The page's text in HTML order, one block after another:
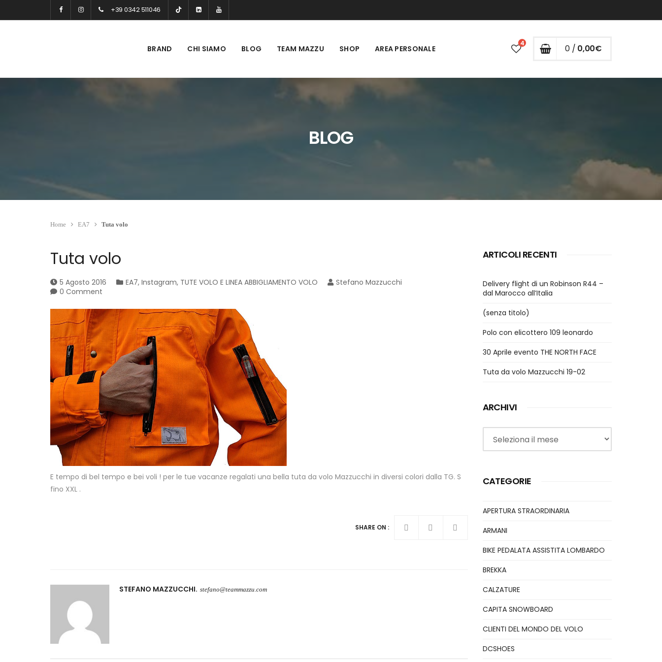
+39 0342 511046
BRAND CHI SIAMO BLOG TEAM MAZZU SHOP AREA PERSONALE
4 0 / 0,00€
BLOG
Home EA7 Tuta volo
Tuta volo
5 Agosto 2016 EA7, Instagram, TUTE VOLO E LINEA ABBIGLIAMENTO VOLO
Stefano Mazzucchi
0 Comment
E tempo di bel tempo e bei voli ! per le tue vacanze regalati una bella tuta da volo Mazzucchi in diversi colori dalla TG. S
fino XXL .
SHARE ON :
STEFANO MAZZUCCHI stefano@teammazzu.com
ARTICOLI RECENTI
Delivery flight di un Robinson R44 –
dal Marocco all’Italia
(senza titolo)
Polo con elicottero 109 leonardo
30 Aprile evento THE NORTH FACE
Tuta da volo Mazzucchi 19-02
ARCHIVI
Archivi
CATEGORIE
APERTURA STRAORDINARIA
ARMANI
BIKE PEDALATA ASSISTITA LOMBARDO
BREKKA
CALZATURE
CAPITA SNOWBOARD
CLIENTI DEL MONDO DEL VOLO
DCSHOES